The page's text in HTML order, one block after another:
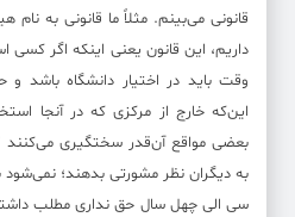
قانونی می‌بینم. مثلاً ما قانونی به
داریم، این قانون یعنی اینکه اگر کسی
وقت باید در اختیار دانشگاه باشد
این‌که خارج از مرکزی که در آنجا
بعضی مواقع آن‌قدر سختگیری می‌کنند
به دیگران نظر مشورتی بدهند؛
سی الی چهل سال حق نداری مطلب